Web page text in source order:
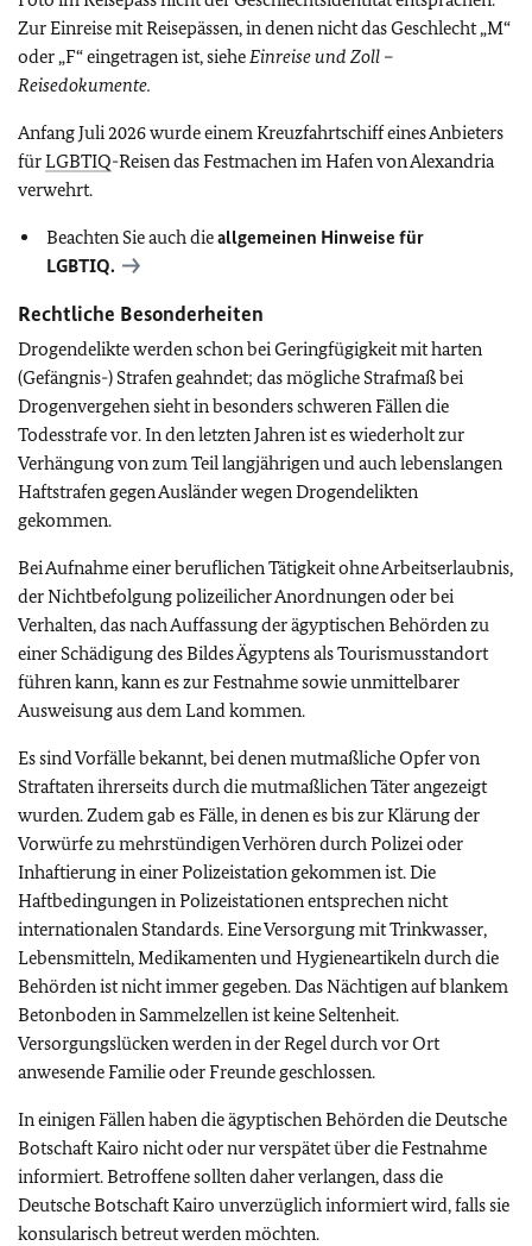
Zur Einreise mit Reisepässen, in denen nicht das Geschlecht „M“
oder „F“ eingetragen ist, sieheEinreise und Zoll –
Reisedokumente.
Anfang Juli 2026 wurde einem Kreuzfahrtschiff eines Anbieters
fürLGBTIQ-Reisen das Festmachen im Hafen von Alexandria
verwehrt.
Beachten Sie auch dieallgemeinen Hinweise für
LGBTIQ.
Rechtliche Besonderheiten
Drogendelikte werden schon bei Geringfügigkeit mit harten
(Gefängnis-) Strafen geahndet; das mögliche Strafmaß bei
Drogenvergehen sieht in besonders schweren Fällen die
Todesstrafe vor. In den letzten Jahren ist es wiederholt zur
Verhängung von zum Teil langjährigen und auch lebenslangen
Haftstrafen gegen Ausländer wegen Drogendelikten
gekommen.
Bei Aufnahme einer beruflichen Tätigkeit ohne Arbeitserlaubnis,
der Nichtbefolgung polizeilicher Anordnungen oder bei
Verhalten, das nach Auffassung der ägyptischen Behörden zu
einer Schädigung des Bildes Ägyptens als Tourismusstandort
führen kann, kann es zur Festnahme sowie unmittelbarer
Ausweisung aus dem Land kommen.
Es sind Vorfälle bekannt, bei denen mutmaßliche Opfer von
Straftaten ihrerseits durch die mutmaßlichen Täter angezeigt
wurden. Zudem gab es Fälle, in denen es bis zur Klärung der
Vorwürfe zu mehrstündigen Verhören durch Polizei oder
Inhaftierung in einer Polizeistation gekommen ist. Die
Haftbedingungen in Polizeistationen entsprechen nicht
internationalen Standards. Eine Versorgung mit Trinkwasser,
Lebensmitteln, Medikamenten und Hygieneartikeln durch die
Behörden ist nicht immer gegeben. Das Nächtigen auf blankem
Betonboden in Sammelzellen ist keine Seltenheit.
Versorgungslücken werden in der Regel durch vor Ort
anwesende Familie oder Freunde geschlossen.
In einigen Fällen haben die ägyptischen Behörden die Deutsche
Botschaft Kairo nicht oder nur verspätet über die Festnahme
informiert. Betroffene sollten daher verlangen, dass die
Deutsche Botschaft Kairo unverzüglich informiert wird, falls sie
konsularisch betreut werden möchten.